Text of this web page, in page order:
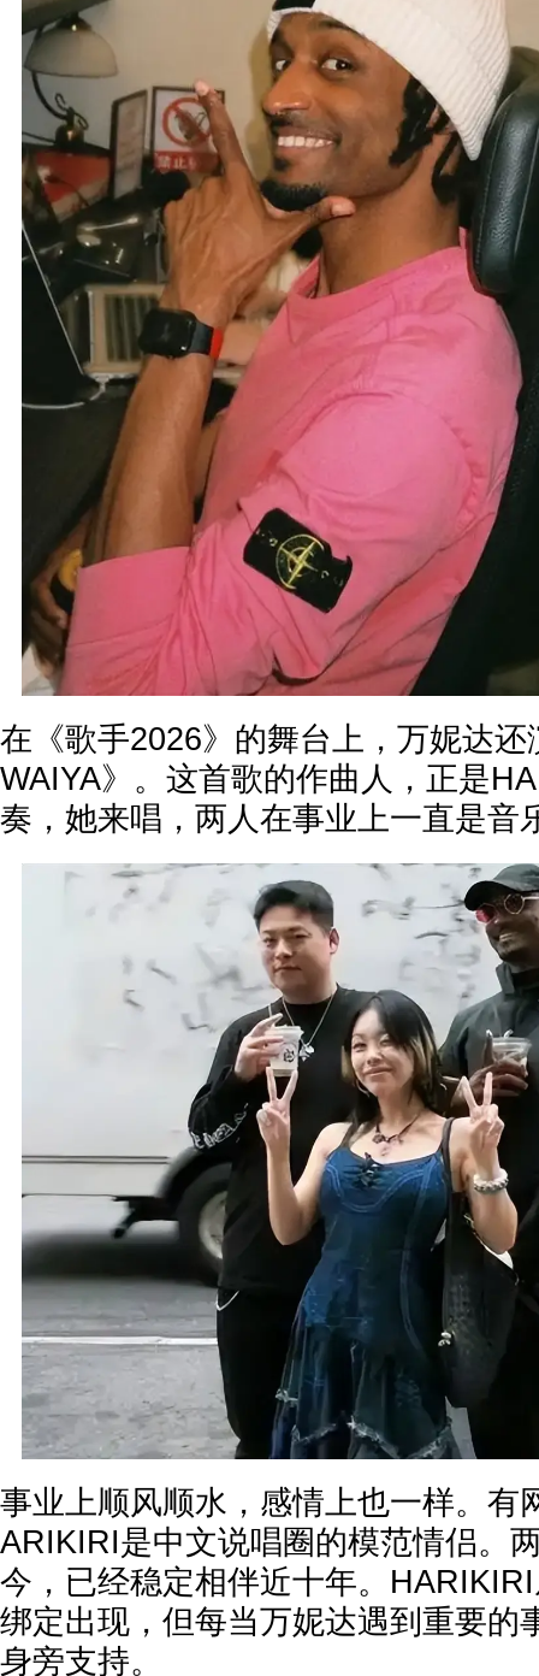
在《歌手2026》的舞台上，万妮达
WAIYA》。这首歌的作曲人，正是
奏，她来唱，两人在事业上一直是音
事业上顺风顺水，感情上也一样。有
ARIKIRI是中文说唱圈的模范情侣。
今，已经稳定相伴近十年。
绑定出现，但每当万妮达遇到重要的
身旁支持。